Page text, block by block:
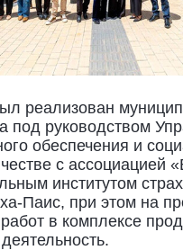
реализован
под руководством
обеспечения и
с ассоциацией
институтом
Паис, при этом на
в комплексе